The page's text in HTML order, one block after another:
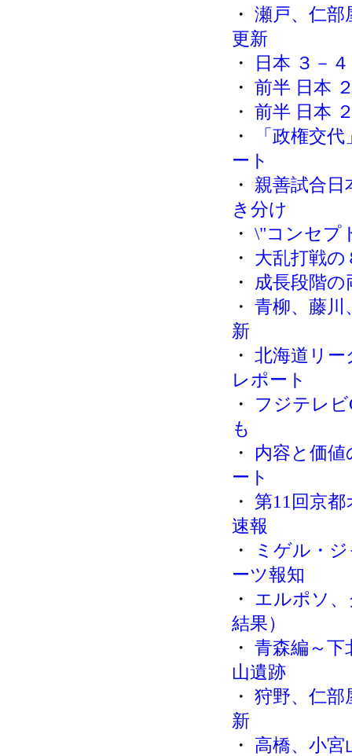
・ 瀬戸、仁部
更新
・
日本 ３－
・ 前半 日本
・ 前半 日本
・
「政権交
ート
・ 親善試合
き分け
・ \"コンセプ
・ 大乱打戦
・ 成長段階
・ 青柳、藤川
新
・ 北海道リ
レポート
・ フジテレ
も
・ 内容と価
ート
・ 第11回京
速報
・
ミゲル・
ーツ報知
・ エルポソ
結果）
・ 青森編～下
山遺跡
・ 狩野、仁部
新
・ 高橋、小